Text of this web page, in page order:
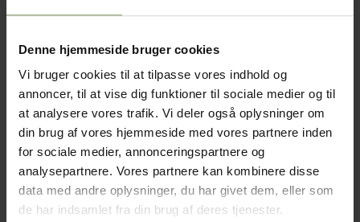
Denne hjemmeside bruger cookies
Vi bruger cookies til at tilpasse vores indhold og
annoncer, til at vise dig funktioner til sociale medier og til
at analysere vores trafik. Vi deler også oplysninger om
din brug af vores hjemmeside med vores partnere inden
for sociale medier, annonceringspartnere og
analysepartnere. Vores partnere kan kombinere disse
data med andre oplysninger, du har givet dem, eller som
de har indsamlet fra din brug af deres tjenester.
Hakkebog for begyndere
Der vises frem og tilbage rækker, aflukninger, udtagninger
og indtagninger,
Hakning der nærmest kan betegnes som en blanding af
hækling og strikning, er en gammel håndarbejdsteknik,
som heldigvis er ved at blive moderne igen
Ikke på lager